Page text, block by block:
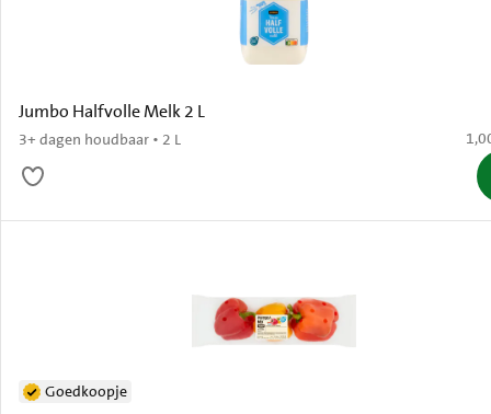
Jumbo Halfvolle Melk 2 L
3+ dagen houdbaar • 2 L €
Goedkoopje